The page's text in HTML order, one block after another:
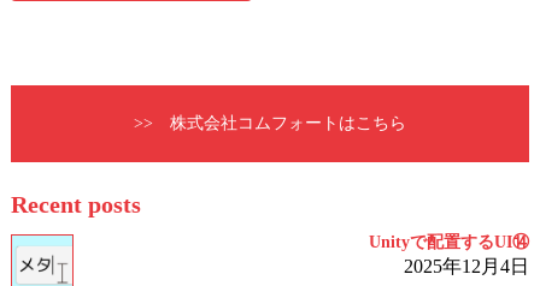
>> 株式会社コムフォートはこちら
Recent posts
Unityで配置するUI⑭
2025年12月4日